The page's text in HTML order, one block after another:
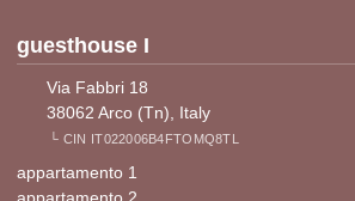
guesthouse I
Via Fabbri 18
38062 Arco (Tn), Italy
└ CIN IT022006B4FTOMQ8TL
appartamento 1